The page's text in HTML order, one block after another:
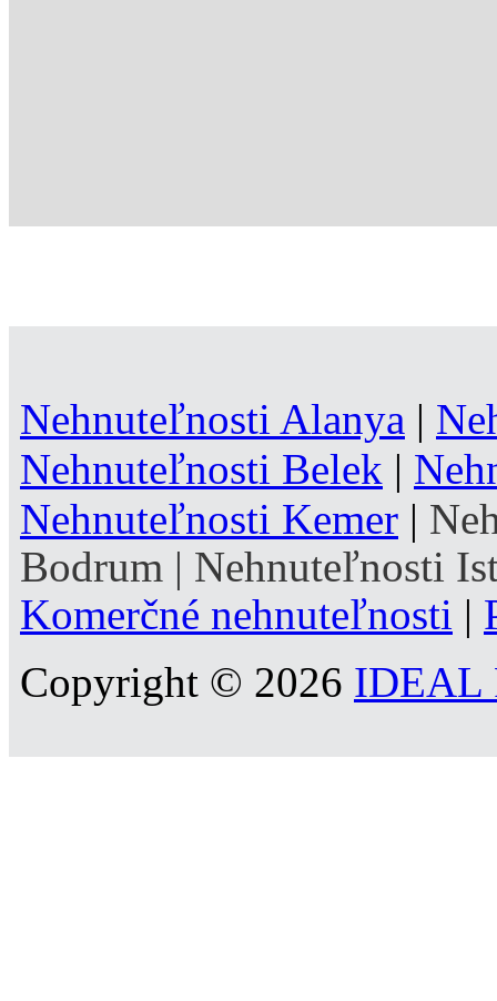
Nehnuteľnosti Alanya |
Nehnuteľnosti Belek |
Nehnuteľnosti Kemer |
Bodrum | Nehnuteľnosti
Komerčné nehnuteľnosti |
Copyright © 2026 IDEAL